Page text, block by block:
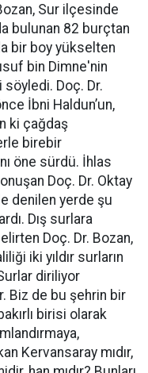
Sur ilçesinde
bulunan 82 burçtan
bir boy yükselten
bin Dimne'nin
Doç. Dr.
İbni Haldun’un,
ki çağdaş
birebir
öne sürdü. İhlas
Doç. Dr. Oktay
denilen yerde şu
Dış surlara
Doç. Dr. Bozan,
iki yıldır surların
diriliyor
Biz de bu şehrin bir
birisi olarak
Kervansaray mıdır,